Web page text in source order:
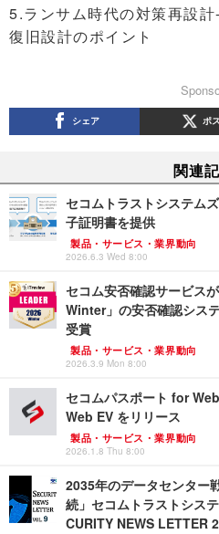
5.ランサム時代の対策再設
復旧設計のポイント
シェア ポ
関連
セコムトラストシステム
子証明書を提供
製品・サービス・業界動向
2026.6.3 Wed 8:00
セコム安否確認サービス
Winter」の安否確認シス
受賞
製品・サービス・業界動向
2026.3.9 Mon 8:00
セコムパスポート for
Web EV をリリース
製品・サービス・業界動向
2026.1.8 Thu 8:00
2035年のデータセンター
続」セコムトラストシス
CURITY NEWS LETTER